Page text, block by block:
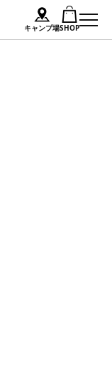
キャンプ場SHOP